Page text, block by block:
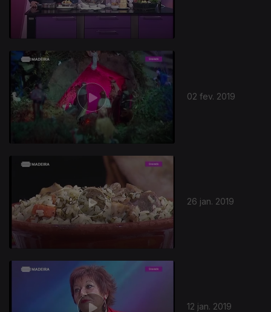
02 fev. 2019
26 jan. 2019
12 jan. 2019